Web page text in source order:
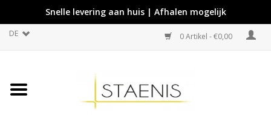
Snelle levering aan huis | Afhalen mogelijk
DE 0 Artikel - €0,00